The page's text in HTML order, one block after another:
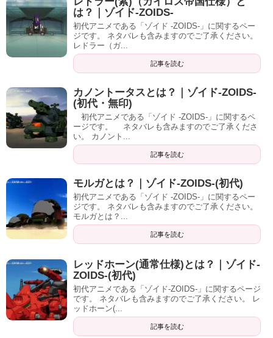
は？｜ゾイド-ZOIDS-
初代アニメである「ゾイド -ZOIDS-」に関するペー
ジです。 ネタバレも含みますのでご了承ください。
レドラー（ガ...
記事を読む
カノントータスとは？｜ゾイド-ZOIDS-
(初代・無印)
初代アニメである「ゾイド -ZOIDS-」に関するペ
ージです。 ネタバレも含みますのでご了承くださ
い。 カノント...
記事を読む
モルガとは？｜ゾイド-ZOIDS-(初代)
初代アニメである「ゾイド -ZOIDS-」に関するペー
ジです。 ネタバレも含みますのでご了承ください。
モルガとは？...
記事を読む
レッドホーン(通常仕様)とは？｜ゾイド-
ZOIDS-(初代)
初代アニメである「ゾイド-ZOIDS-」に関するページ
です。 ネタバレも含みますのでご了承ください。 レ
ッドホーン(...
記事を読む